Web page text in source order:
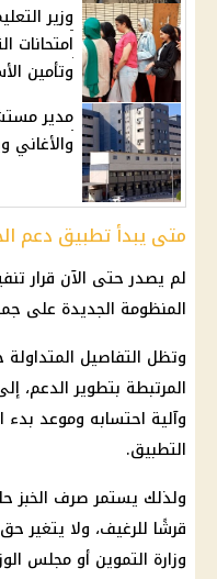
وزير
وتأمين
مدير
والأغاني
متى يبدأ تطبيق دعم
لم يصدر حتى الآن قرار
المنظومة الجديدة على
وتظل التفاصيل المتداولة
المرتبطة بتطوير الدعم،
وآلية احتسابه وموعد
التطبيق.
قرشًا للرغيف، ولا يتغير
وزارة التموين أو مجلس